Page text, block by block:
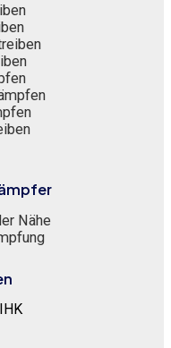
Nähe